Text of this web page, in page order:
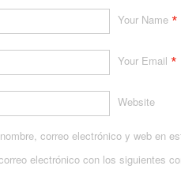
Your Name *
Your Email *
Website
correo electrónico y web en
electrónico con los siguientes